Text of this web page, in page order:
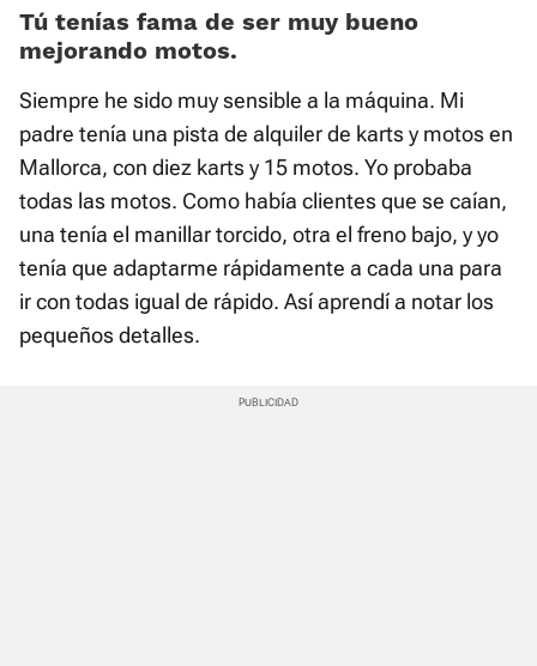
Tú tenías fama de ser muy bueno
mejorando motos.
Siempre he sido muy sensible a la máquina. Mi
padre tenía una pista de alquiler de karts y motos en
Mallorca, con diez karts y 15 motos. Yo probaba
todas las motos. Como había clientes que se caían,
una tenía el manillar torcido, otra el freno bajo, y yo
tenía que adaptarme rápidamente a cada una para
ir con todas igual de rápido. Así aprendí a notar los
pequeños detalles.